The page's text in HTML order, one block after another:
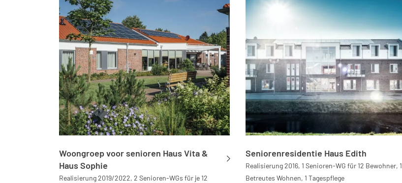
Woongroep voor senioren Haus Vita &
Haus Sophie
Realisierung 2019/2022, 2 Senioren-WGs für je 12
Seniorenresidentie Haus Edith
Realisierung 2016, 1 Senioren-WG für 12 Bewohner, 1
Betreutes Wohnen, 1 Tagespflege